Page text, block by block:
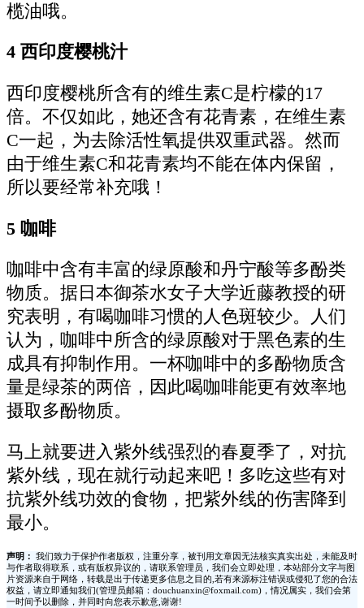
榄油哦。
4 西印度樱桃汁
西印度樱桃所含有的维生素C是柠檬的17
倍。不仅如此，她还含有花青素，在维生素
C一起，为去除活性氧提供双重武器。然而
由于维生素C和花青素均不能在体内保留，
所以要经常补充哦！
5 咖啡
咖啡中含有丰富的绿原酸和丹宁酸等多酚类
物质。据日本御茶水女子大学近藤教授的研
究表明，有喝咖啡习惯的人色斑较少。人们
认为，咖啡中所含的绿原酸对于黑色素的生
成具有抑制作用。一杯咖啡中的多酚物质含
量是绿茶的两倍，因此喝咖啡能更有效率地
摄取多酚物质。
马上就要进入紫外线强烈的春夏季了，对抗
紫外线，现在就行动起来吧！多吃这些有对
抗紫外线功效的食物，把紫外线的伤害降到
最小。
声明：
我们致力于保护作者版权，注重分享，被刊用文章因无法核实真实出处，未能及时
与作者取得联系，或有版权异议的，请联系管理员，我们会立即处理，本站部分文字与图
片资源来自于网络，转载是出于传递更多信息之目的,若有来源标注错误或侵犯了您的合法
权益，请立即通知我们(管理员邮箱：douchuanxin@foxmail.com)，情况属实，我们会第
一时间予以删除，并同时向您表示歉意,谢谢!